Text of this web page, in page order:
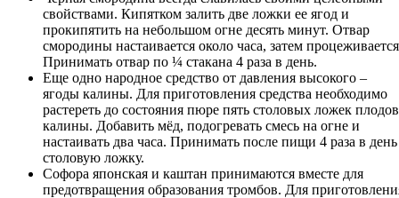
свойствами. Кипятком залить две ложки ее ягод и
прокипятить на небольшом огне десять минут. Отвар
смородины настаивается около часа, затем
Принимать отвар по ¼ стакана 4 раза в день.
Еще одно народное средство от давления высокого –
ягоды калины. Для приготовления средства необходимо
растереть до состояния пюре пять столовых ложек плодов
калины. Добавить мёд, подогревать смесь на огне и
настаивать два часа. Принимать после пищи 4 раза в день
столовую ложку.
Софора японская и каштан принимаются вместе для
предотвращения образования тромбов. Для